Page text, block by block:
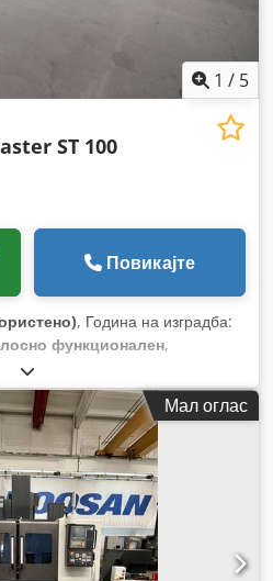
1 / 5
ST 100
Повикајте
, Година на изградба:
функционален,
Мал оглас